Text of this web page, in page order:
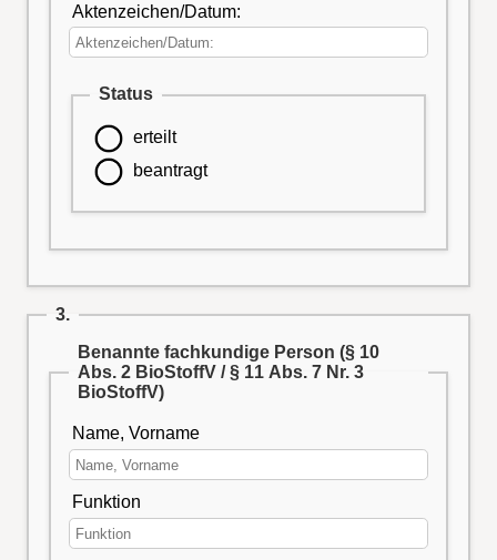
Aktenzeichen/Datum:
Status
erteilt
beantragt
3.
Benannte fachkundige Person (§ 10
Abs. 2 BioStoffV / § 11 Abs. 7 Nr. 3
BioStoffV)
Name, Vorname
Funktion